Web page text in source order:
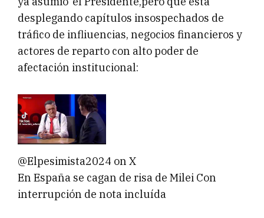
desplegando capítulos insospechados de
tráfico de infliuencias, negocios financieros y
actores de reparto con alto poder de
afectación institucional:
@Elpesimista2024 on X
En España se cagan de risa de Milei Con
interrupción de nota incluída